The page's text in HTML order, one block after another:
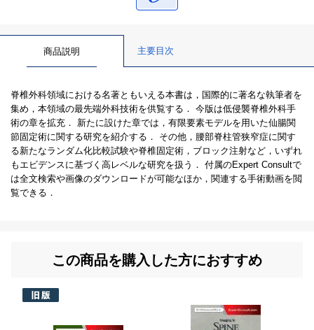
商品説明 主要目次
脊椎外科領域における名著ともいえる本書は，国際的に著名な執筆者を
集め，本領域の最先端外科技術を供覧する． 今版は低侵襲脊椎外科手
術の章を拡充． 新たに設けた章では，有限要素モデルを用いた仙腸関
節固定術に関する研究を紹介する． その他，腰部脊柱管狭窄症に関す
る新たなランダム化比較試験や脊椎固定術，ブロック注射など，いずれ
もエビデンスに基づく高レベルな研究を扱う． 付属のExpert Consultで
は全文検索や画像のダウンロードが可能なほか，関連する手術動画を閲
覧できる．
この商品を購入した方におすすめ